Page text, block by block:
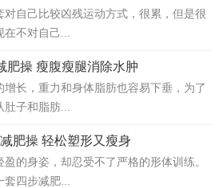
对自己比较凶残运动方式，很累，但是很
不对自己...
肥操 瘦腹瘦腿消除水肿
增长，重力和身体脂肪也容易下垂，为了
子和脂肪...
肥操 轻松塑形又瘦身
盈的身姿，却忍受不了严格的形体训练。
四步减肥...